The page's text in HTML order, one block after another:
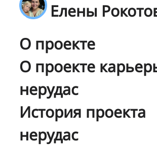
Елены
О проекте
О проекте
нерудас
История проекта
нерудас